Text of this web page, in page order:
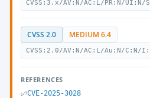
CVSS:3.x/AV:N/AC:L/PR:N/
CVSS 2.0 MEDIUM 6.4
CVSS:2.0/AV:N/AC:L/Au:N/C:N/
REFERENCES
CVE-2025-3028